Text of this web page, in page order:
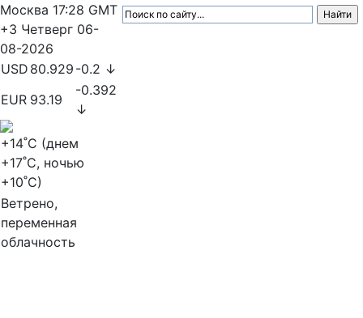
Москва 17:28 GMT
+3 Четверг 06-
08-2026
USD 80.929 -0.2 ↓
EUR 93.19
-0.392
↓
+14˚C (днем
+17˚C, ночью
+10˚C)
Ветрено,
переменная
облачность